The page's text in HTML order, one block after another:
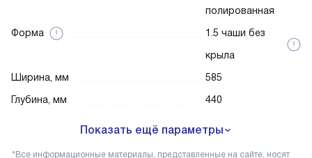
полированная
Форма
1.5 чаши без
крыла
Ширина, мм
585
Глубина, мм
440
Показать ещё параметры
*Все информационные материалы, представленные на сайте, носят